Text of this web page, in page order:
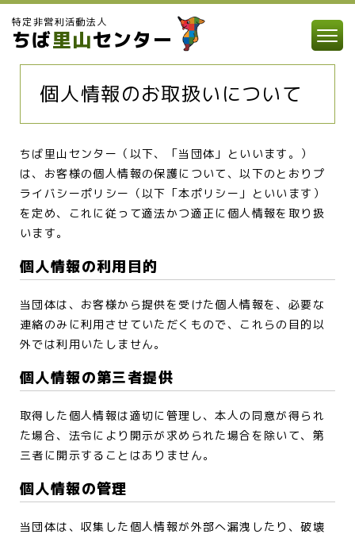
特定非営利活動法人
ちば里山センター
個人情報のお取扱いについて
ちば里山センター（以下、「当団体」といいます。）
は、お客様の個人情報の保護について、以下のとおりプ
ライバシーポリシー（以下「本ポリシー」といいます）
を定め、これに従って適法かつ適正に個人情報を取り扱
います。
個人情報の利用目的
当団体は、お客様から提供を受けた個人情報を、必要な
連絡のみに利用させていただくもので、これらの目的以
外では利用いたしません。
個人情報の第三者提供
取得した個人情報は適切に管理し、本人の同意が得られ
た場合、法令により開示が求められた場合を除いて、第
三者に開示することはありません。
個人情報の管理
当団体は、収集した個人情報が外部へ漏洩したり、破壊